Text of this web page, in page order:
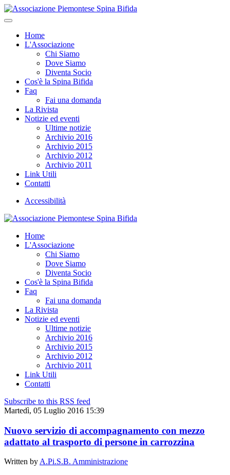
Home
L'Associazione
Chi Siamo
Dove Siamo
Diventa Socio
Cos'è la Spina Bifida
Faq
Fai una domanda
La Rivista
Notizie ed eventi
Ultime notizie
Archivio 2016
Archivio 2015
Archivio 2012
Archivio 2011
Link Utili
Contatti
Accessibilità
Home
L'Associazione
Chi Siamo
Dove Siamo
Diventa Socio
Cos'è la Spina Bifida
Faq
Fai una domanda
La Rivista
Notizie ed eventi
Ultime notizie
Archivio 2016
Archivio 2015
Archivio 2012
Archivio 2011
Link Utili
Contatti
Subscribe to this RSS feed
Martedì, 05 Luglio 2016 15:39
Nuovo servizio di accompagnamento con mezzo
adattato al trasporto di persone in carrozzina
Written byA.Pi.S.B. Amministrazione